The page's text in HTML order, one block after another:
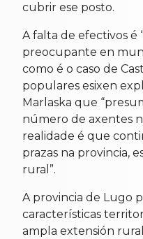
cubrir ese posto.
A falta de efectivos é
preocupante en
como é o caso de
populares esixen
Marlaska que
número de axentes
realidade é que
prazas na provincia,
rural”.
A provincia de Lugo
características
ampla extensión